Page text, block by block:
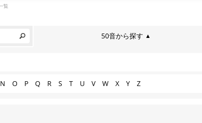
覧
50音から探す ▲
N O P Q R S T U V W X Y Z